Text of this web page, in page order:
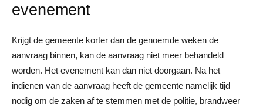
evenement
Krijgt de gemeente korter dan de genoemde weken de
aanvraag binnen, kan de aanvraag niet meer behandeld
worden. Het evenement kan dan niet doorgaan. Na het
indienen van de aanvraag heeft de gemeente namelijk tijd
nodig om de zaken af te stemmen met de politie, brandweer